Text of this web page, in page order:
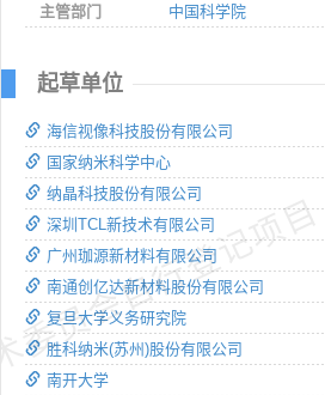
员会自行登记项目
主管部门
中国科学院
起草单位
海信视像科技股份有限公司
国家纳米科学中心
纳晶科技股份有限公司
深圳TCL新技术有限公司
广州珈源新材料有限公司
南通创亿达新材料股份有限公司
复旦大学义务研究院
胜科纳米(苏州)股份有限公司
南开大学